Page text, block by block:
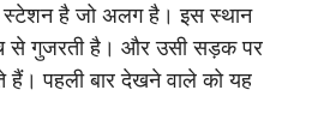
है जो अलग है। इस स्थान
से गुजरती है। और उसी सड़क पर
पहली बार देखने वाले को यह